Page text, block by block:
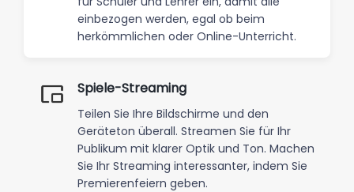
einbezogen werden, egal ob beim
herkömmlichen oder Online-Unterricht.
Spiele-Streaming
Teilen Sie Ihre Bildschirme und den
Geräteton überall. Streamen Sie für Ihr
Publikum mit klarer Optik und Ton. Machen
Sie Ihr Streaming interessanter, indem Sie
Premierenfeiern geben.